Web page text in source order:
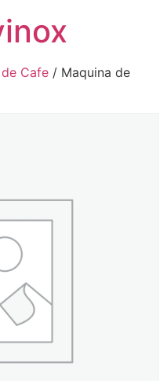
Cafe / Maquina de